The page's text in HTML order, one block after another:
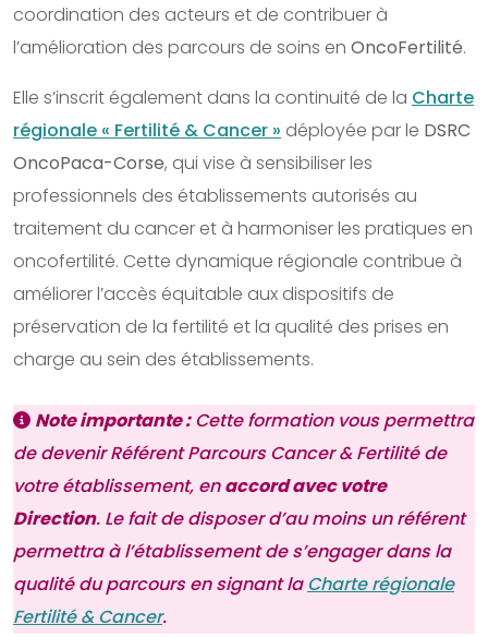
coordination des acteurs et de contribuer à
l’amélioration des parcours de soins en OncoFertilité.
Elle s’inscrit également dans la continuité de la Charte
régionale « Fertilité & Cancer » déployée par le DSRC
OncoPaca-Corse, qui vise à sensibiliser les
professionnels des établissements autorisés au
traitement du cancer et à harmoniser les pratiques en
oncofertilité. Cette dynamique régionale contribue à
améliorer l’accès équitable aux dispositifs de
préservation de la fertilité et la qualité des prises en
charge au sein des établissements.
Note importante :Cette formation vous permettra
de devenir Référent Parcours Cancer & Fertilité de
votre établissement, enaccord avec votre
Direction. Le fait de disposer d’au moins un référent
permettra à l’établissement de s’engager dans la
qualité du parcours en signant laCharte régionale
Fertilité & Cancer.